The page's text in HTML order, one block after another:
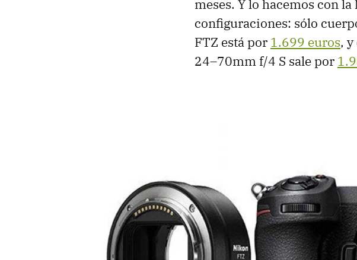
meses. Y lo hacemos con la
configuraciones: sólo
FTZ está por 1.699 euros,
24–70mm f/4 S sale por